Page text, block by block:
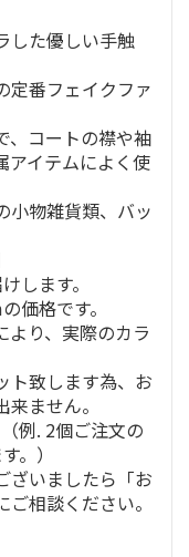
した優しい手触
定番フェイクファ
、コートの襟や袖
アイテムによく使
小物雑貨類、バッ
します。
価格です。
より、実際のカラ
ト致します為、お
ません。
例. 2個ご注文の
。）
ざいましたら「お
相談ください。